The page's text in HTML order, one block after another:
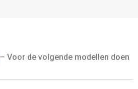
– Voor de volgende modellen doen